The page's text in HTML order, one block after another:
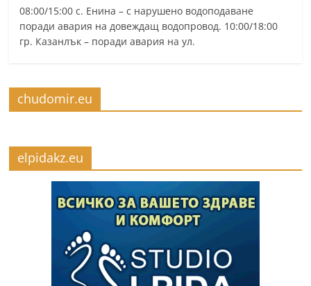
08:00/15:00 с. Енина – с нарушено водоподаване
поради авария на довеждащ водопровод. 10:00/18:00
гр. Казанлък – поради авария на ул.
chudomir.eu
elpidakz.eu